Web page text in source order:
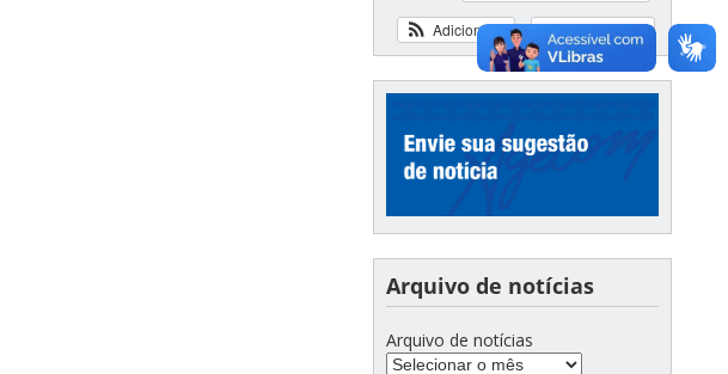
Ver calendário
Adicionar
Arquivo de notícias
Arquivo de notícias